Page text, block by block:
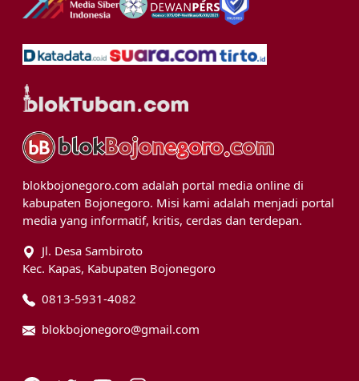
blokbojonegoro.com adalah portal media online di
kabupaten Bojonegoro. Misi kami adalah menjadi portal
media yang informatif, kritis, cerdas dan terdepan.
Jl. Desa Sambiroto
Kec. Kapas, Kabupaten Bojonegoro
0813-5931-4082
blokbojonegoro@gmail.com